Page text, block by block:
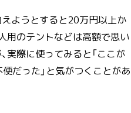
ようとすると20万円以上か
用のテントなどは高額で思い
実際に使ってみると「ここが
便だった」と気がつくことがあ